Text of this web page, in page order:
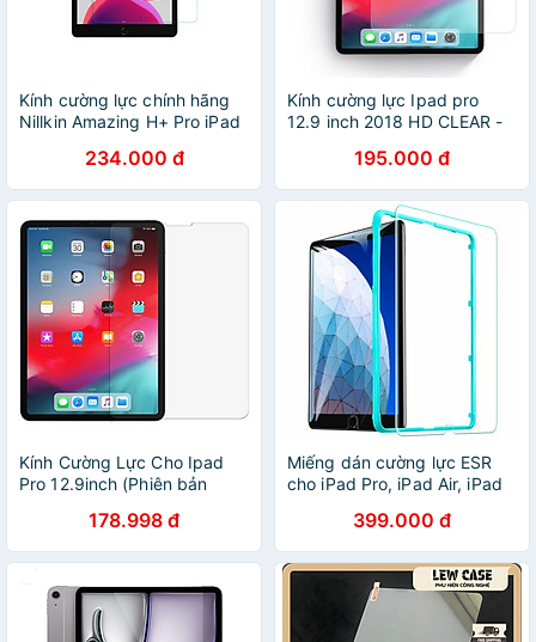
Kính cường lực chính hãng
Nillkin Amazing H+ Pro iPad
234.000 đ
Kính cường lực Ipad pro
12.9 inch 2018 HD CLEAR -
195.000 đ
Kính Cường Lực Cho Ipad
Pro 12.9inch (Phiên bản
178.998 đ
Miếng dán cường lực ESR
cho iPad Pro, iPad Air, iPad
399.000 đ